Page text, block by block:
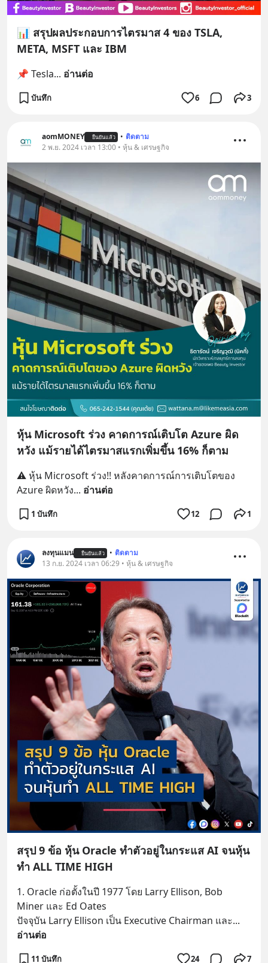
📊 สรุปผลประกอบการไตรมาส 4 ของ TSLA,
META, MSFT และ IBM
📌 Tesla... อ่านต่อ
บันทึก 6 3
aomMONEY ยืนยันแล้ว • ติดตาม
2 พ.ย. 2024 เวลา 13:00 • หุ้น & เศรษฐกิจ
หุ้น Microsoft ร่วง คาดการณ์เติบโต Azure ผิด
หวัง แม้รายได้ไตรมาสแรกเพิ่มขึ้น 16% ก็ตาม
⚠️ หุ้น Microsoft ร่วง!! หลังคาดการณ์การเติบโตของ
Azure ผิดหวัง... อ่านต่อ
1 บันทึก 12 1
ลงทุนแมน ยืนยันแล้ว • ติดตาม
13 ก.ย. 2024 เวลา 06:29 • หุ้น & เศรษฐกิจ
สรุป 9 ข้อ หุ้น Oracle ทำตัวอยู่ในกระแส AI จนหุ้น
ทำ ALL TIME HIGH
1. Oracle ก่อตั้งในปี 1977 โดย Larry Ellison, Bob
Miner และ Ed Oates
ปัจจุบัน Larry Ellison เป็น Executive Chairman และ
อ่านต่อ
11 บันทึก 24 7